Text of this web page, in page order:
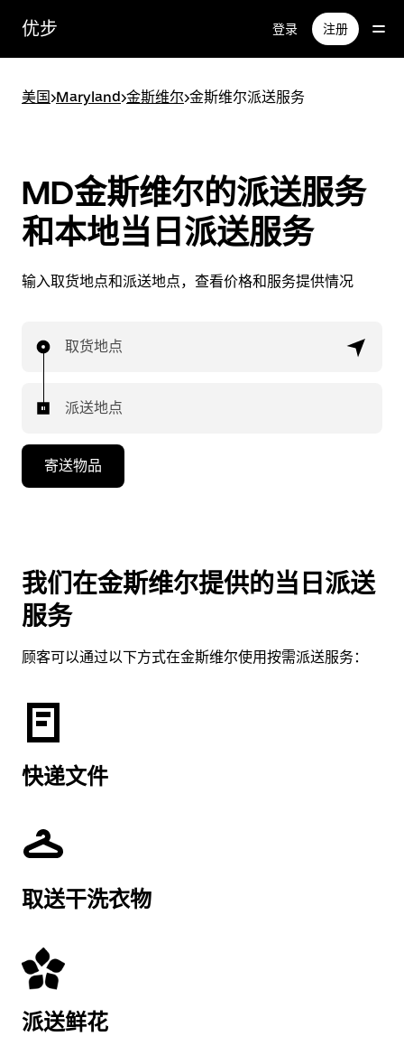
优步 登录 注册
美国>Maryland>金斯维尔>金斯维尔派送服务
MD金斯维尔的派送服务
和本地当日派送服务
输入取货地点和派送地点，查看价格和服务提供情况
取货地点
派送地点
寄送物品
我们在金斯维尔提供的当日派送
服务
顾客可以通过以下方式在金斯维尔使用按需派送服务：
快递文件
取送干洗衣物
派送鲜花